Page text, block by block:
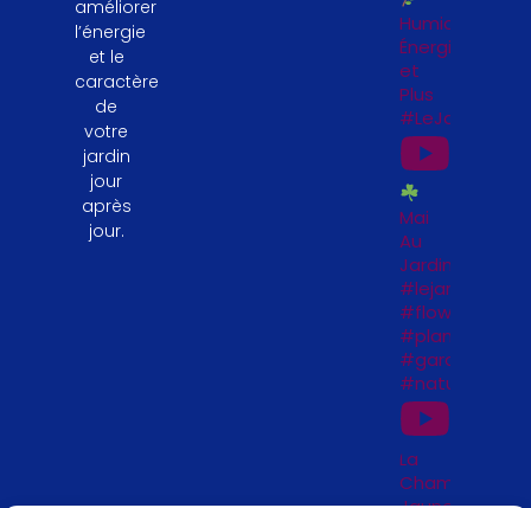
améliorer
l’énergie
et le
caractère
de
votre
jardin
jour
après
jour.
Humidité,
Énergie
et
Plus
Mai
Au
Jardin
#flowers
#garden
#naturelovers
La
Chambre